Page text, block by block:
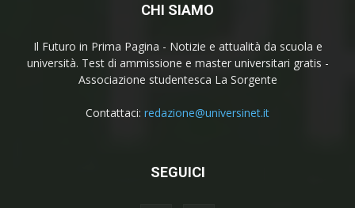
CHI SIAMO
Il Futuro in Prima Pagina - Notizie e attualità da scuola e
università. Test di ammissione e master universitari gratis -
Associazione studentesca La Sorgente
Contattaci: redazione@universinet.it
SEGUICI